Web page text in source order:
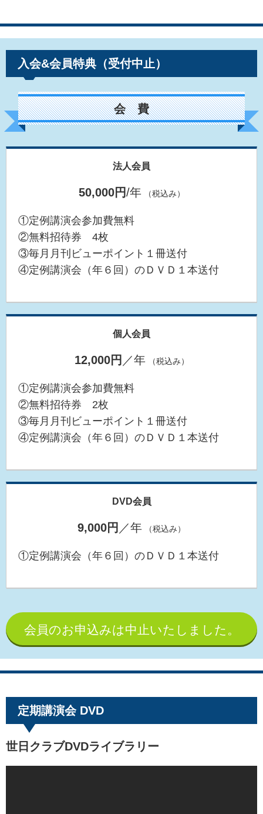
入会&会員特典（受付中止）
会 費
法人会員
50,000円/年 （税込み）
①定例講演会参加費無料
②無料招待券 4枚
③毎月月刊ビューポイント１冊送付
④定例講演会（年６回）のＤＶＤ１本送付
個人会員
12,000円 ／年 （税込み）
①定例講演会参加費無料
②無料招待券 2枚
③毎月月刊ビューポイント１冊送付
④定例講演会（年６回）のＤＶＤ１本送付
DVD会員
9,000円 ／年 （税込み）
①定例講演会（年６回）のＤＶＤ１本送付
会員のお申込みは中止いたしました。
定期講演会 DVD
世日クラブDVDライブラリー